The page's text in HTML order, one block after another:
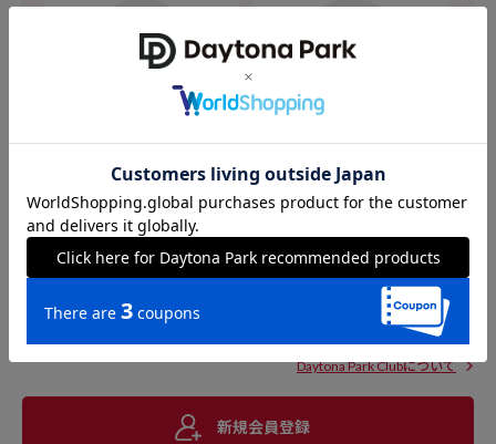
Daytona Park Clubについて
新規会員登録